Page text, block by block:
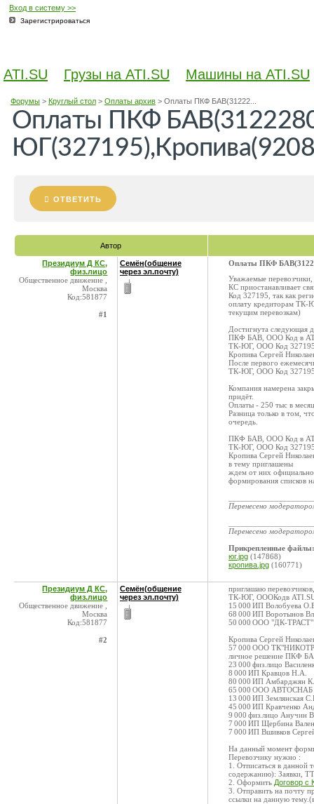
Вход в систему >>
Зарегистрироваться
ATI.SU Грузы на ATI.SU Машины на ATI.SU
Форумы> Круглый стол> Оплаты архив> Оплаты ПКФ БАВ(31222...
Оплаты ПКФ
ОТВЕТИТЬ
Автор
Президиум Д КС,
физ.лицо
Общественное движение ,
Москва
Код:581877
#1
Семён(общение
через эл.почту)
Оплаты ПКФ
Уважаемые
КС приостанавливает
Код 327195, так как
оплату кредиторам ТК-
текущим перевозкам)
Достигнута следующая
ПКФ БАВ, ООО Код в АТИ
ТК-ЮГ, ООО Код 327195
Кропива Сергей
После первого
ТК-ЮГ, ООО Код 327195
Компания намерена
придёт.
Оплаты - 250 тыс в
Разница только в том,
очередь.
ПКФ БАВ, ООО Код в
ТК-ЮГ, ООО Код
Кропива Сергей
в тему приглашены
ждем от них
формирования списков
Перенесено
Перенесено
Прикрепленные файлы:
юг.jpg (147868)
кропива.jpg (160771)
Президиум Д КС,
физ.лицо
Общественное движение ,
Москва
Код:581877
#2
Семён(общение
через эл.почту)
приглашаю
ТК-ЮГ, ОООКодв
15 000 ИП Волобуева
68 000 ИП Воротынов
50 000 ООО "ДК-ТРАСТ"
Кропива Сергей
57 000 ООО
личное решение ПКФ
23 000 физ.лицо
8 000 ИП Кравцов Н.А.
80 000 ИП Амбарджян
65 000 ООО АВТОСНАБ
13 000 ИП Землянская
45 000 ИП Кравченко
9 000 физ.лицо Анучин
7 000 ИП Щербина
7 000 ИП Вшивков
На данный момент
Перевозчику нужно :
1. Отписаться в данной
содержанию): Заявки,
2. Оформить Договор с
3. Отправить на почту
ссылки на данную